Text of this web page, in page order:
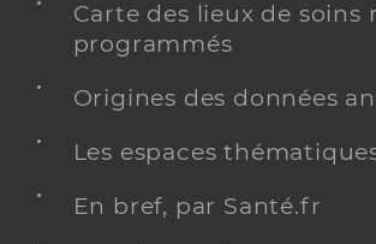
Carte des lieux de soins
programmés
Origines des données
Les espaces
En bref, par Santé.fr